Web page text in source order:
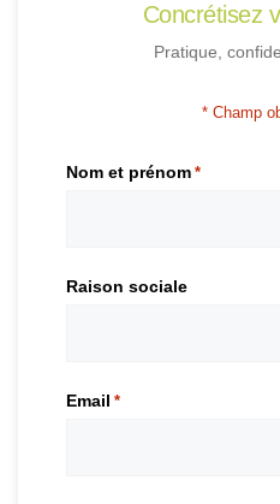
Concrétisez
Pratique,
* Champ
Nom et prénom *
Raison sociale
Email *